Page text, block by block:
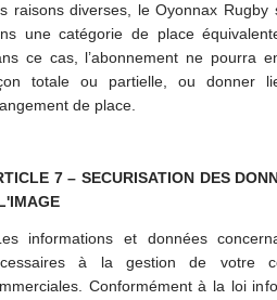
raisons diverses, le Oyonnax Rugby
une catégorie de place
ce cas, l’abonnement ne pourra
totale ou partielle, ou donner
de place.
7 – SECURISATION DES
informations et données
à la gestion de votre
Conformément à la loi